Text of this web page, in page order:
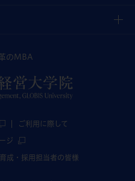
のMBA
ご利用に際して
ジ
成・採用担当者の皆様